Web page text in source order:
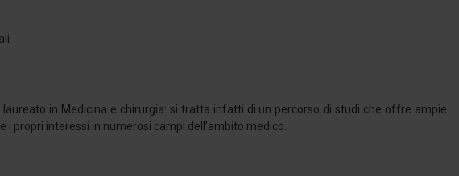
in Medicina e chirurgia: si tratta infatti di un percorso di studi che offre ampie
propri interessi in numerosi campi dell’ambito medico.